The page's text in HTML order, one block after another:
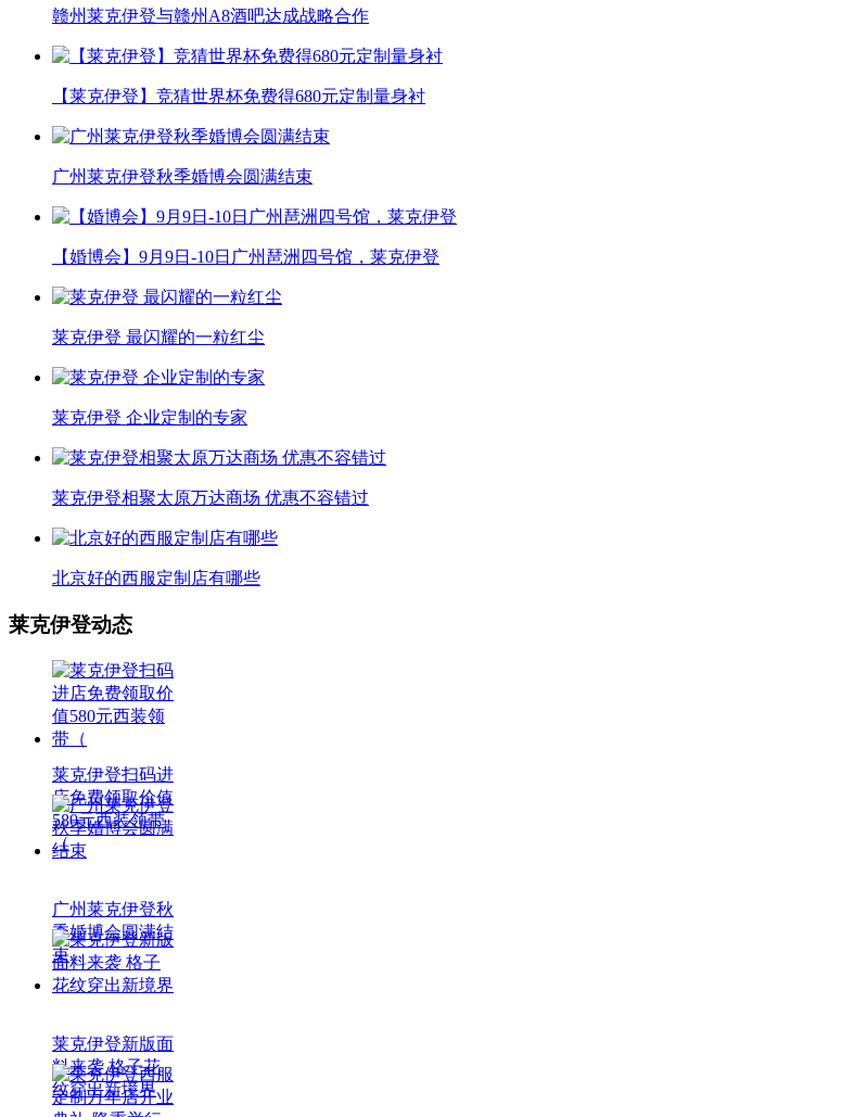
赣州莱克伊登与赣州A8酒吧达成战略合作
【莱克伊登】竞猜世界杯免费得680元定制量身衬
广州莱克伊登秋季婚博会圆满结束
【婚博会】9月9日-10日广州琶洲四号馆，莱克伊登
莱克伊登 最闪耀的一粒红尘
莱克伊登 企业定制的专家
莱克伊登相聚太原万达商场 优惠不容错过
北京好的西服定制店有哪些
莱克伊登动态
莱克伊登扫码进
店免费领取价值
580元西装领带
（
广州莱克伊登秋
季婚博会圆满结
束
莱克伊登新版面
料来袭 格子花
纹穿出新境界